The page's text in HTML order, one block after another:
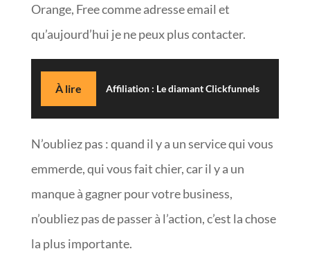
Orange, Free comme adresse email et
qu’aujourd’hui je ne peux plus contacter.
À lire Affiliation : Le diamant Clickfunnels
N’oubliez pas : quand il y a un service qui vous
emmerde, qui vous fait chier, car il y a un
manque à gagner pour votre business,
n’oubliez pas de passer à l’action, c’est la chose
la plus importante.